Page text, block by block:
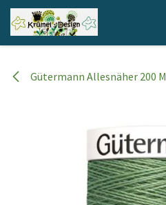
Zum Inhalt springen
Gütermann Allesnäher 200 M